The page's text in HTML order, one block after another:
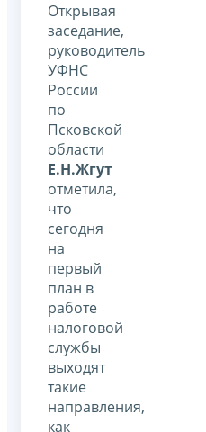
Открывая
заседание,
руководитель
УФНС
России
по
Псковской
области
Е.Н.Жгут
отметила,
что
сегодня
на
первый
план в
работе
налоговой
службы
выходят
такие
направления,
как